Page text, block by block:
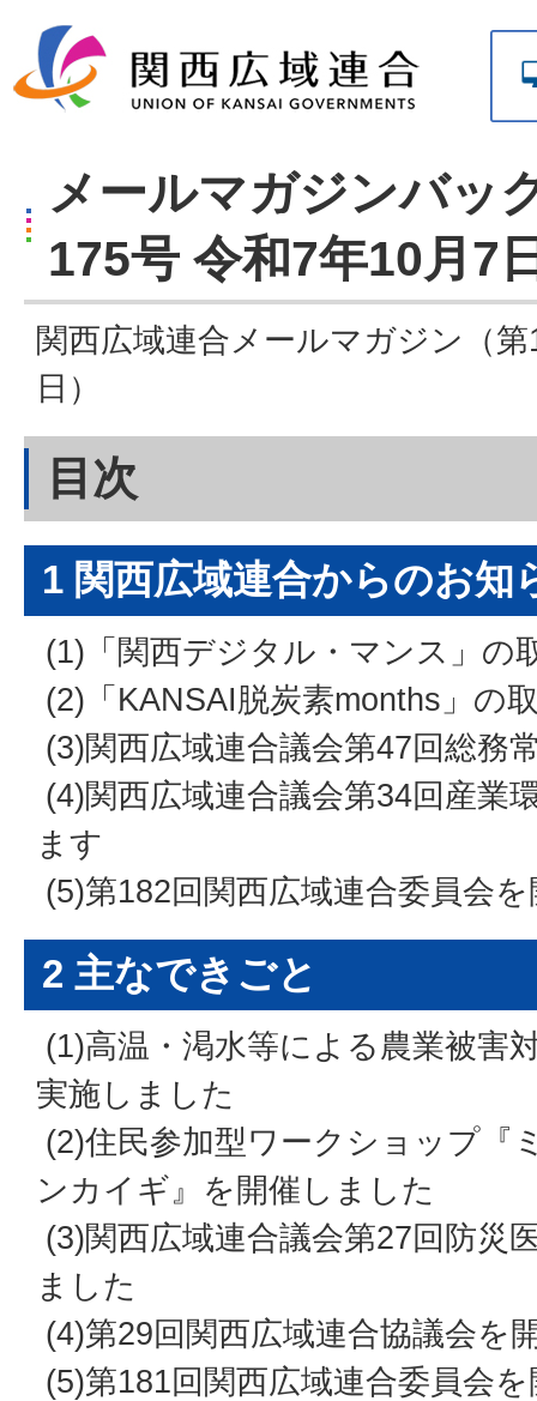
メールマガジンバッ
175号 令和7年10月7
関西広域連合メールマガジン（
日）
目次
1 関西広域連合からのお知
(1)「関西デジタル・マンス」の
(2)「KANSAI脱炭素months」の
(3)関西広域連合議会第47回総務
(4)関西広域連合議会第34回産業
ます
(5)第182回関西広域連合委員会
2 主なできごと
(1)高温・渇水等による農業被害
実施しました
(2)住民参加型ワークショップ『
ンカイギ』を開催しました
(3)関西広域連合議会第27回防災
ました
(4)第29回関西広域連合協議会を
(5)第181回関西広域連合委員会